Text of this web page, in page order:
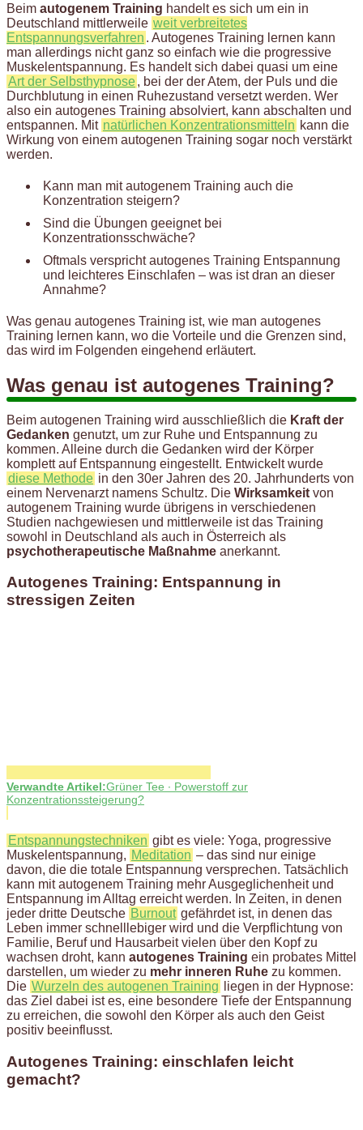
Beim autogenem Training handelt es sich um ein in
Deutschland mittlerweile weit verbreitetes
Entspannungsverfahren . Autogenes Training lernen kann
man allerdings nicht ganz so einfach wie die progressive
Muskelentspannung. Es handelt sich dabei quasi um eine
Art der Selbsthypnose, bei der der Atem, der Puls und die
Durchblutung in einen Ruhezustand versetzt werden. Wer
also ein autogenes Training absolviert, kann abschalten und
entspannen. Mit natürlichen Konzentrationsmitteln kann die
Wirkung von einem autogenen Training sogar noch verstärkt
werden.
Kann man mit autogenem Training auch die
Konzentration steigern?
Sind die Übungen geeignet bei
Konzentrationsschwäche?
Oftmals verspricht autogenes Training Entspannung
und leichteres Einschlafen – was ist dran an dieser
Annahme?
Was genau autogenes Training ist, wie man autogenes
Training lernen kann, wo die Vorteile und die Grenzen sind,
das wird im Folgenden eingehend erläutert.
Was genau ist autogenes Training?
Beim autogenen Training wird ausschließlich die Kraft der
Gedanken genutzt, um zur Ruhe und Entspannung zu
kommen. Alleine durch die Gedanken wird der Körper
komplett auf Entspannung eingestellt. Entwickelt wurde
diese Methode in den 30er Jahren des 20. Jahrhunderts von
einem Nervenarzt namens Schultz. Die Wirksamkeit von
autogenem Training wurde übrigens in verschiedenen
Studien nachgewiesen und mittlerweile ist das Training
sowohl in Deutschland als auch in Österreich als
psychotherapeutische Maßnahme anerkannt.
Autogenes Training: Entspannung in
stressigen Zeiten
Verwandte Artikel:Grüner Tee ∙ Powerstoff zur
Konzentrationssteigerung?
Entspannungstechniken gibt es viele: Yoga, progressive
Muskelentspannung, Meditation – das sind nur einige
davon, die die totale Entspannung versprechen. Tatsächlich
kann mit autogenem Training mehr Ausgeglichenheit und
Entspannung im Alltag erreicht werden. In Zeiten, in denen
jeder dritte Deutsche Burnout gefährdet ist, in denen das
Leben immer schnelllebiger wird und die Verpflichtung von
Familie, Beruf und Hausarbeit vielen über den Kopf zu
wachsen droht, kann autogenes Training ein probates Mittel
darstellen, um wieder zu mehr inneren Ruhe zu kommen.
Die Wurzeln des autogenen Training
liegen in der Hypnose:
das Ziel dabei ist es, eine besondere Tiefe der Entspannung
zu erreichen, die sowohl den Körper als auch den Geist
positiv beeinflusst.
Autogenes Training: einschlafen leicht
gemacht?